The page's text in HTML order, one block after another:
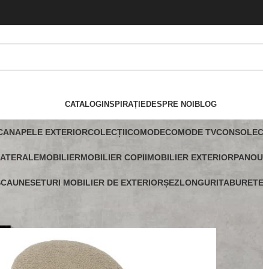
CATALOGINSPIRAȚIEDESPRE NOIBLOG
EXTERIORCOLECȚIICOMODECOMODE TVCONSOLE
MOBILIERMOBILIER COPIIMOBILIER EXTERIOR
SETURI MOBILIER DE EXTERIORȘEZLONGURI